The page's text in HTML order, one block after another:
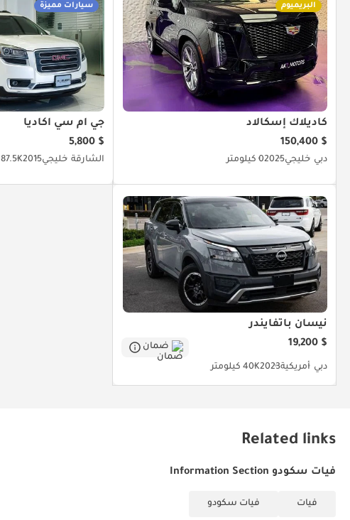
البريميوم
كاديلاك إسكالاد
$ 150,400
دبي خليجي20250 كيلومتر
سيارات مميزة
جي أم سي أكاديا
$ 5,800
الشارقة خليجي201587.5K كيلومتر
نيسان باثفايندر
$ 19,200
ضمان
دبي أمريكية202340K كيلومتر
Related links
فيات سكودو Information Section
فيات فيات سكودو